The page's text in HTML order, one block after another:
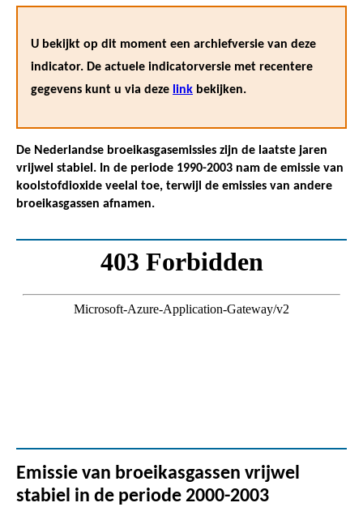
U bekijkt op dit moment een archiefversie van deze
indicator. De actuele indicatorversie met recentere
gegevens kunt u via deze link bekijken.
De Nederlandse broeikasgasemissies zijn de laatste jaren
vrijwel stabiel. In de periode 1990-2003 nam de emissie van
koolstofdioxide veelal toe, terwijl de emissies van andere
broeikasgassen afnamen.
Emissie van broeikasgassen vrijwel
stabiel in de periode 2000-2003